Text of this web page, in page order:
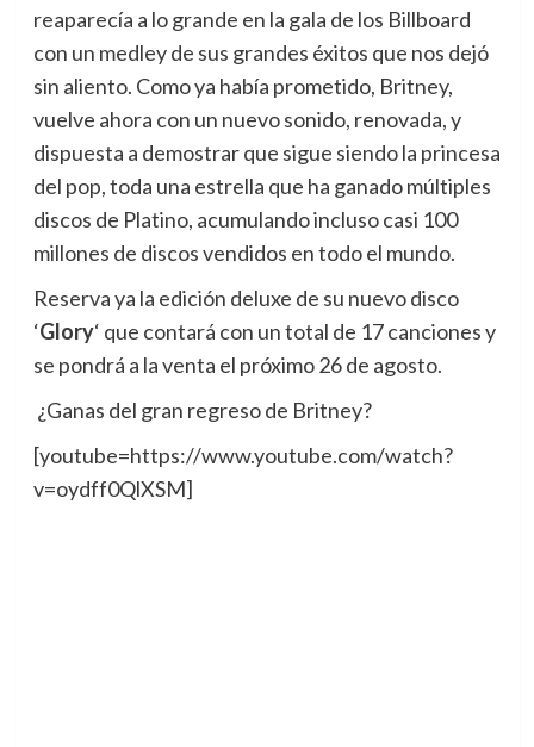
reaparecía a lo grande en la gala de los Billboard
con un medley de sus grandes éxitos que nos dejó
sin aliento. Como ya había prometido, Britney,
vuelve ahora con un nuevo sonido, renovada, y
dispuesta a demostrar que sigue siendo la princesa
del pop, toda una estrella que ha ganado múltiples
discos de Platino, acumulando incluso casi 100
millones de discos vendidos en todo el mundo.
Reserva ya la edición deluxe de su nuevo disco
‘Glory‘ que contará con un total de 17 canciones y
se pondrá a la venta el próximo 26 de agosto.
¿Ganas del gran regreso de Britney?
[youtube=https://www.youtube.com/watch?
v=oydff0QlXSM]